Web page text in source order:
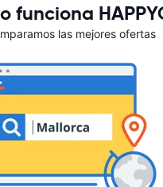
funciona
las mejores ofertas